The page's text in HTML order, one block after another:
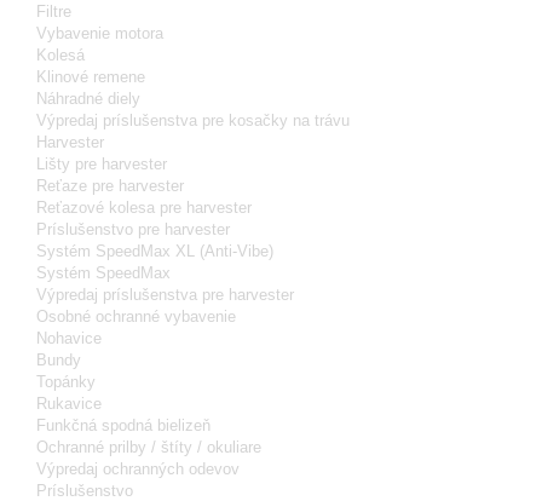
Filtre
Vybavenie motora
Kolesá
Klinové remene
Náhradné diely
Výpredaj príslušenstva pre kosačky na trávu
Harvester
Lišty pre harvester
Reťaze pre harvester
Reťazové kolesa pre harvester
Príslušenstvo pre harvester
Systém SpeedMax XL (Anti-Vibe)
Systém SpeedMax
Výpredaj príslušenstva pre harvester
Osobné ochranné vybavenie
Nohavice
Bundy
Topánky
Rukavice
Funkčná spodná bielizeň
Ochranné prilby / štíty / okuliare
Výpredaj ochranných odevov
Príslušenstvo